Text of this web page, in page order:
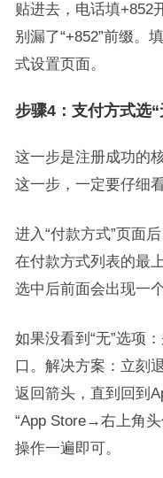
贴进去，电话填+852
别漏了“+852”前缀。
式设置页面。
步骤4：支付方式选“
这一步是注册成功的
这一步，一定要仔细看
进入“付款方式”页面后
在付款方式列表的最
选中后前面会出现一
如果没看到“无”选项
口。解决方案：立刻
返回箭头，直到回到
“App Store→右上角
操作一遍即可。